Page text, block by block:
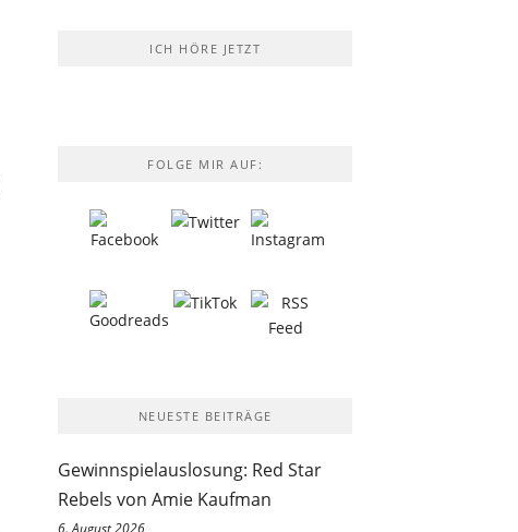
ICH HÖRE JETZT
FOLGE MIR AUF:
NEUESTE BEITRÄGE
Gewinnspielauslosung: Red Star
Rebels von Amie Kaufman
6. August 2026